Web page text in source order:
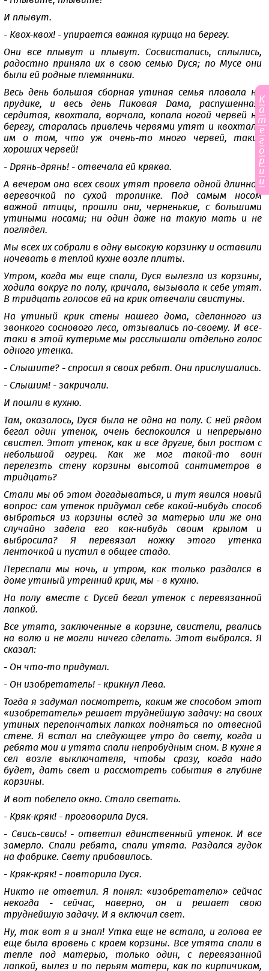
И плывут.
- Квох-квох! - упирается важная курица на берегу.
Они все плывут и плывут. Сосвистались, сплылись,
радостно приняла их в свою семью Дуся; по Мусе они
были ей родные племянники.
Весь день большая сборная утиная семья плавала на
прудике, и весь день Пиковая Дама, распушенная,
сердитая, квохтала, ворчала, копала ногой червей на
берегу, старалась привлечь червями утят и квохтала
им о том, что уж очень-то много червей, таких
хороших червей!
- Дрянь-дрянь! - отвечала ей кряква.
А вечером она всех своих утят провела одной длинной
веревочкой по сухой тропинке. Под самым носом
важной птицы, прошли они, черненькие, с большими
утиными носами; ни один даже на такую мать и не
поглядел.
Мы всех их собрали в одну высокую корзинку и оставили
ночевать в теплой кухне возле плиты.
Утром, когда мы еще спали, Дуся вылезла из корзины,
ходила вокруг по полу, кричала, вызывала к себе утят.
В тридцать голосов ей на крик отвечали свистуны.
На утиный крик стены нашего дома, сделанного из
звонкого соснового леса, отзывались по-своему. И все-
таки в этой кутерьме мы расслышали отдельно голос
одного утенка.
- Слышите? - спросил я своих ребят. Они прислушались.
- Слышим! - закричали.
И пошли в кухню.
Там, оказалось, Дуся была не одна на полу. С ней рядом
бегал один утенок, очень беспокоился и непрерывно
свистел. Этот утенок, как и все другие, был ростом с
небольшой огурец. Как же мог такой-то воин
перелезть стену корзины высотой сантиметров в
тридцать?
Стали мы об этом догадываться, и тут явился новый
вопрос: сам утенок придумал себе какой-нибудь способ
выбраться из корзины вслед за матерью или же она
случайно задела его как-нибудь своим крылом и
выбросила? Я перевязал ножку этого утенка
ленточкой и пустил в общее стадо.
Переспали мы ночь, и утром, как только раздался в
доме утиный утренний крик, мы - в кухню.
На полу вместе с Дусей бегал утенок с перевязанной
лапкой.
Все утята, заключенные в корзине, свистели, рвались
на волю и не могли ничего сделать. Этот выбрался. Я
сказал:
- Он что-то придумал.
- Он изобретатель! - крикнул Лева.
Тогда я задумал посмотреть, каким же способом этот
«изобретатель» решает труднейшую задачу: на своих
утиных перепончатых лапках подняться по отвесной
стене. Я встал на следующее утро до свету, когда и
ребята мои и утята спали непробудным сном. В кухне я
сел возле выключателя, чтобы сразу, когда надо
будет, дать свет и рассмотреть события в глубине
корзины.
И вот побелело окно. Стало светать.
- Кряк-кряк! - проговорила Дуся.
- Свись-свись! - ответил единственный утенок. И все
замерло. Спали ребята, спали утята. Раздался гудок
на фабрике. Свету прибавилось.
- Кряк-кряк! - повторила Дуся.
Никто не ответил. Я понял: «изобретателю» сейчас
некогда - сейчас, наверно, он и решает свою
труднейшую задачу. И я включил свет.
Ну, так вот я и знал! Утка еще не встала, и голова ее
еще была вровень с краем корзины. Все утята спали в
тепле под матерью, только один, с перевязанной
лапкой, вылез и по перьям матери, как по кирпичикам,
К
а
т
е
г
о
р
и
и